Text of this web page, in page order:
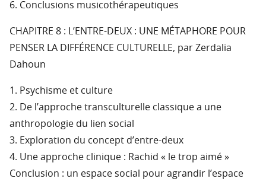
6. Conclusions musicothérapeutiques
CHAPITRE 8 : L’ENTRE-DEUX : UNE MÉTAPHORE POUR
PENSER LA DIFFÉRENCE CULTURELLE, par Zerdalia
Dahoun
1. Psychisme et culture
2. De l’approche transculturelle classique a une
anthropologie du lien social
3. Exploration du concept d’entre-deux
4. Une approche clinique : Rachid « le trop aimé »
Conclusion : un espace social pour agrandir l’espace